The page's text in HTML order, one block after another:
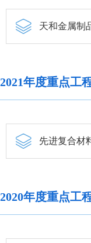
天和金属制
2021年度重点工
先进复合材
2020年度重点工